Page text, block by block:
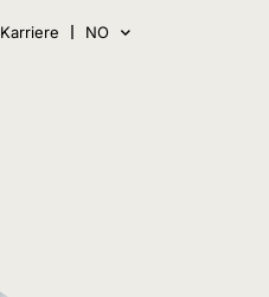
Karriere NO